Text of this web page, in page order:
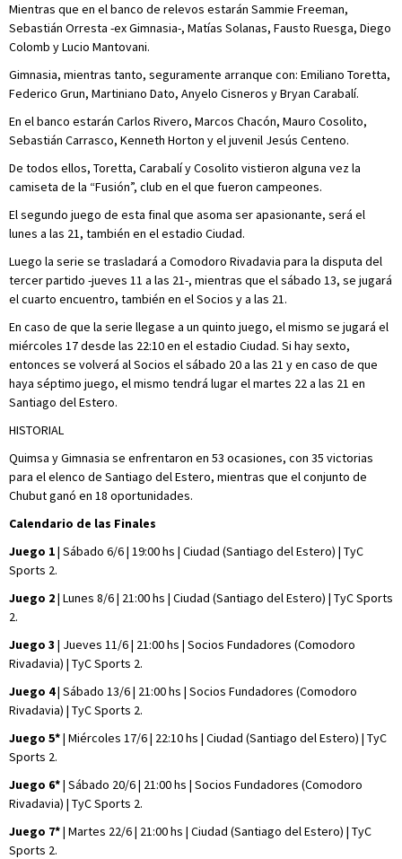
Mientras que en el banco de relevos estarán Sammie Freeman,
Sebastián Orresta -ex Gimnasia-, Matías Solanas, Fausto Ruesga, Diego
Colomb y Lucio Mantovani.
Gimnasia, mientras tanto, seguramente arranque con: Emiliano Toretta,
Federico Grun, Martiniano Dato, Anyelo Cisneros y Bryan Carabalí.
En el banco estarán Carlos Rivero, Marcos Chacón, Mauro Cosolito,
Sebastián Carrasco, Kenneth Horton y el juvenil Jesús Centeno.
De todos ellos, Toretta, Carabalí y Cosolito vistieron alguna vez la
camiseta de la “Fusión”, club en el que fueron campeones.
El segundo juego de esta final que asoma ser apasionante, será el
lunes a las 21, también en el estadio Ciudad.
Luego la serie se trasladará a Comodoro Rivadavia para la disputa del
tercer partido -jueves 11 a las 21-, mientras que el sábado 13, se jugará
el cuarto encuentro, también en el Socios y a las 21.
En caso de que la serie llegase a un quinto juego, el mismo se jugará el
miércoles 17 desde las 22:10 en el estadio Ciudad. Si hay sexto,
entonces se volverá al Socios el sábado 20 a las 21 y en caso de que
haya séptimo juego, el mismo tendrá lugar el martes 22 a las 21 en
Santiago del Estero.
HISTORIAL
Quimsa y Gimnasia se enfrentaron en 53 ocasiones, con 35 victorias
para el elenco de Santiago del Estero, mientras que el conjunto de
Chubut ganó en 18 oportunidades.
Calendario de las Finales
Juego 1| Sábado 6/6 | 19:00 hs | Ciudad (Santiago del Estero) | TyC
Sports 2.
Juego 2| Lunes 8/6 | 21:00 hs | Ciudad (Santiago del Estero) | TyC Sports
2.
Juego 3 | Jueves 11/6 | 21:00 hs | Socios Fundadores (Comodoro
Rivadavia) | TyC Sports 2.
Juego 4| Sábado 13/6 | 21:00 hs | Socios Fundadores (Comodoro
Rivadavia) | TyC Sports 2.
Juego 5*| Miércoles 17/6 | 22:10 hs | Ciudad (Santiago del Estero) | TyC
Sports 2.
Juego 6*| Sábado 20/6 | 21:00 hs | Socios Fundadores (Comodoro
Rivadavia) | TyC Sports 2.
Juego 7*| Martes 22/6 | 21:00 hs | Ciudad (Santiago del Estero) | TyC
Sports 2.